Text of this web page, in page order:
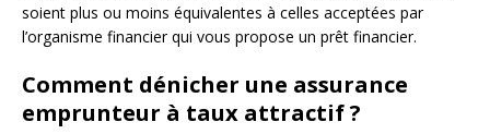
soient plus ou moins équivalentes à celles acceptées par
l’organisme financier qui vous propose un prêt financier.
Comment dénicher une assurance
emprunteur à taux attractif ?